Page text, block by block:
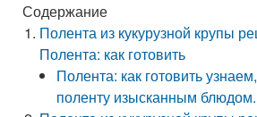
Содержание
Полента из кукурузной крупы
Полента: как готовить
Полента: как готовить
поленту изысканным блюдом.